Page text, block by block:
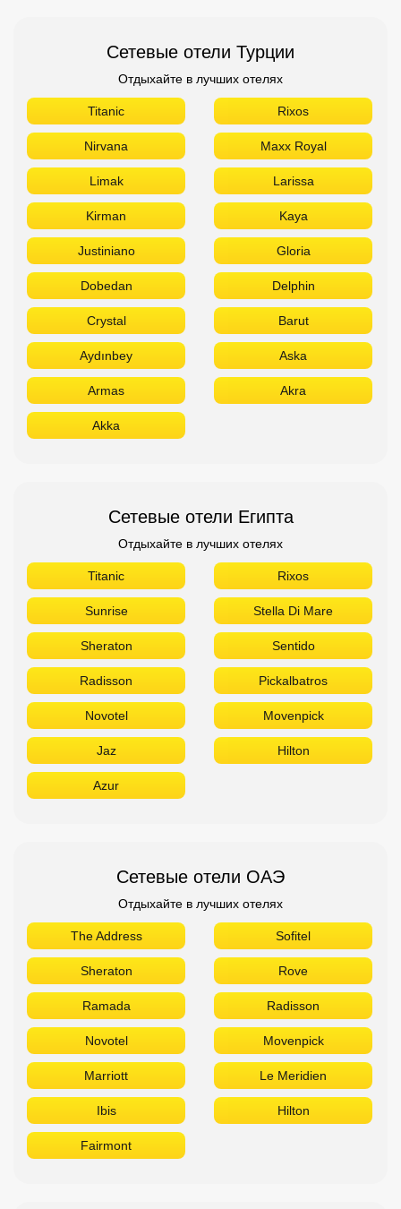
Сетевые отели Турции
Отдыхайте в лучших отелях
Titanic Rixos
Nirvana Maxx Royal
Limak Larissa
Kirman Kaya
Justiniano Gloria
Dobedan Delphin
Crystal Barut
Aydınbey Aska
Armas Akra
Akka
Сетевые отели Египта
Отдыхайте в лучших отелях
Titanic Rixos
Sunrise Stella Di Mare
Sheraton Sentido
Radisson Pickalbatros
Novotel Movenpick
Jaz Hilton
Azur
Сетевые отели ОАЭ
Отдыхайте в лучших отелях
The Address Sofitel
Sheraton Rove
Ramada Radisson
Novotel Movenpick
Marriott Le Meridien
Ibis Hilton
Fairmont